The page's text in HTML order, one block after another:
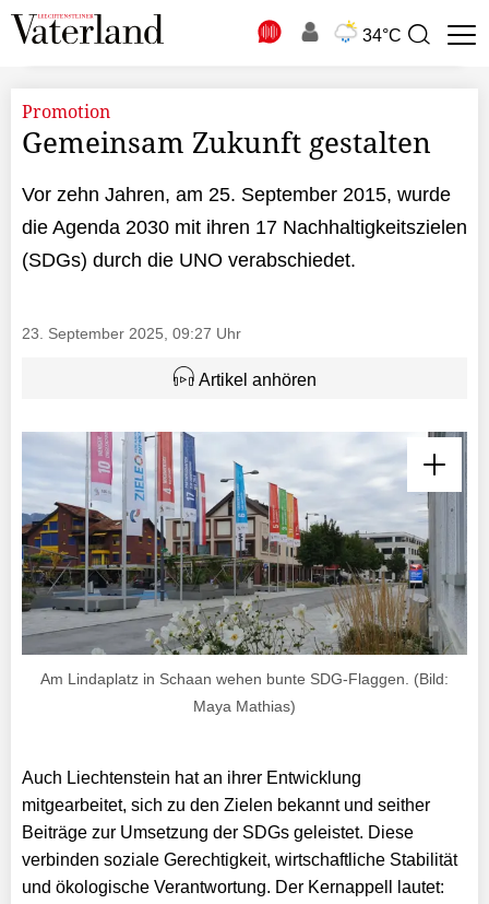
34°C
Suchbegriff
Promotion
Gemeinsam Zukunft gestalten
Vor zehn Jahren, am 25. September 2015, wurde
die Agenda 2030 mit ihren 17 Nachhaltigkeitszielen
(SDGs) durch die UNO verabschiedet.
23. September 2025, 09:27 Uhr
Artikel anhören
Am Lindaplatz in Schaan wehen bunte SDG-Flaggen. (Bild:
Maya Mathias)
Auch Liechtenstein hat an ihrer Entwicklung
mitgearbeitet, sich zu den Zielen bekannt und seither
Beiträge zur Umsetzung der SDGs geleistet. Diese
verbinden soziale Gerechtigkeit, wirtschaftliche Stabilität
und ökologische Verantwortung. Der Kernappell lautet: